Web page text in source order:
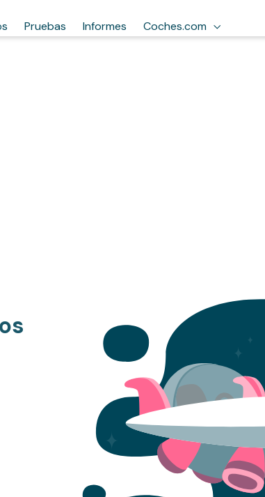
Pruebas Informes Coches.com